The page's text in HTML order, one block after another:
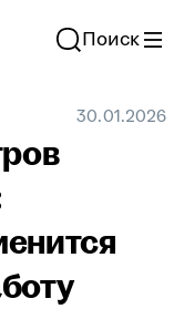
Поиск
30.01.2026